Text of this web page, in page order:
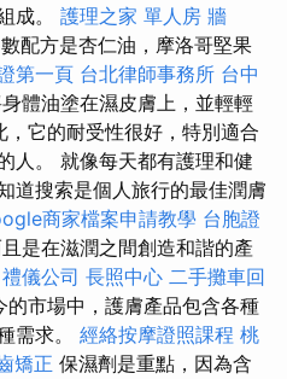
成。 護理之家 單人房 牆
配方是杏仁油，摩洛哥堅果
第一頁 台北律師事務所 台中
體油塗在濕皮膚上，並輕輕
，它的耐受性很好，特別適合
人。 就像每天都有護理和健
道搜索是個人旅行的最佳潤膚
商家檔案申請教學 台胞證
是在滋潤之間創造和諧的產
禮儀公司 長照中心 二手攤車回
的市場中，護膚產品包含各種
需求。 經絡按摩證照課程 桃
矯正 保濕劑是重點，因為含